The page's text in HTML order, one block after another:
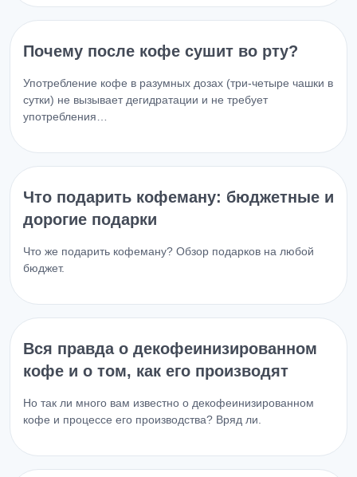
Почему после кофе сушит во рту?
Употребление кофе в разумных дозах (три-четыре чашки в
сутки) не вызывает дегидратации и не требует
употребления…
Что подарить кофеману: бюджетные и
дорогие подарки
Что же подарить кофеману? Обзор подарков на любой
бюджет.
Вся правда о декофеинизированном
кофе и о том, как его производят
Но так ли много вам известно о декофеинизированном
кофе и процессе его производства? Вряд ли.